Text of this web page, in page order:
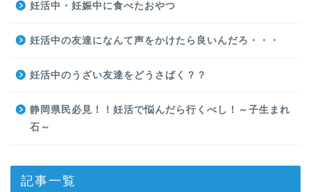
妊活中・妊娠中に食べたおやつ
妊活中の友達になんて声をかけたら良いんだろ・・・
妊活中のうざい友達をどうさばく？？
静岡県民必見！！妊活で悩んだら行くべし！～子生まれ
石～
記事一覧